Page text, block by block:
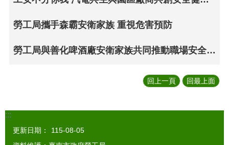
勞工局攜手森霸安衛家族 重視危害預防
勞工局與善化啤酒廠安衛家族共同推動職場安全、健康促進
回上一頁 回最上面
:::
更新日期：
115-08-05